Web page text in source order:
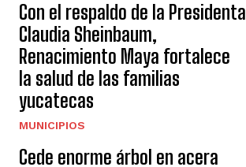
Con el respaldo de la Presidenta
Claudia Sheinbaum,
Renacimiento Maya fortalece
la salud de las familias
yucatecas
MUNICIPIOS
Cede enorme árbol en acera